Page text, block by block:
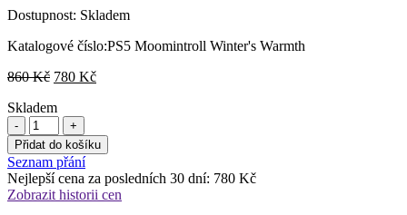
Dostupnost: Skladem
Katalogové číslo:PS5 Moomintroll Winter's Warmth
860Kč Původní
byla:
860 Kč.
780 KčAktuální
Skladem
Přidat do košíku
Seznam přání
Nejlepší cena za posledních 30 dní: 780 Kč
Zobrazit historii cen